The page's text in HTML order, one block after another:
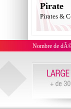
Pirate
Pirates &
Nombre de